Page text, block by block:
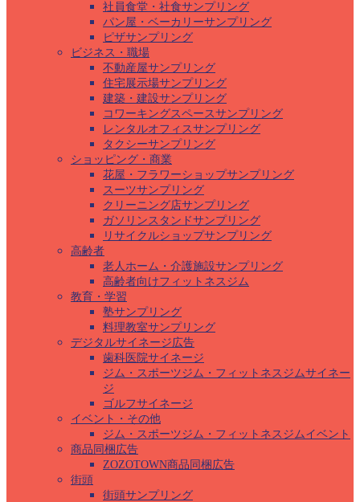
社員食堂・社食サンプリング
パン屋・ベーカリーサンプリング
ピザサンプリング
ビジネス・職場
不動産屋サンプリング
住宅展示場サンプリング
建築・建設サンプリング
コワーキングスペースサンプリング
レンタルオフィスサンプリング
タクシーサンプリング
ショッピング・商業
花屋・フラワーショップサンプリング
スーツサンプリング
クリーニング店サンプリング
ガソリンスタンドサンプリング
リサイクルショップサンプリング
高齢者
老人ホーム・介護施設サンプリング
高齢者向けフィットネスジム
教育・学習
塾サンプリング
料理教室サンプリング
デジタルサイネージ広告
歯科医院サイネージ
ジム・スポーツジム・フィットネスジムサイネー
ジ
ゴルフサイネージ
イベント・その他
ジム・スポーツジム・フィットネスジムイベント
商品同梱広告
ZOZOTOWN商品同梱広告
街頭
街頭サンプリング